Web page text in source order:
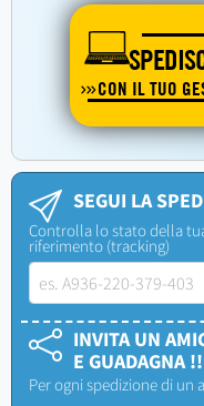
CON IL TUO
SEGUI LA
Controlla lo stato della
riferimento (tracking)
INVITA UN
E GUADAGNA
Per ogni spedizione di un